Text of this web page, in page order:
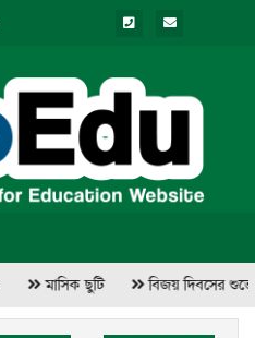
মাসিক ছুটি বিজয় দিবসের